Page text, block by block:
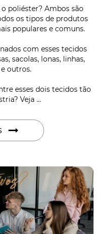
poliéster? Ambos são
os tipos de produtos
populares e comuns.
com esses tecidos
sacolas, lonas, linhas,
outros.
esses dois tecidos tão
Veja ...